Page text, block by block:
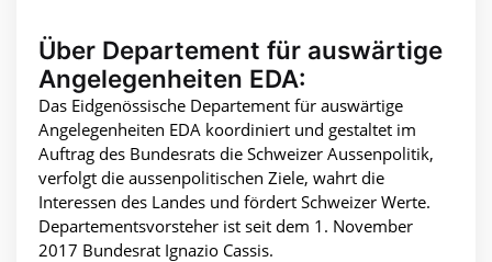
Über Departement für auswärtige
Angelegenheiten EDA:
Das Eidgenössische Departement für auswärtige
Angelegenheiten EDA koordiniert und gestaltet im
Auftrag des Bundesrats die Schweizer Aussenpolitik,
verfolgt die aussenpolitischen Ziele, wahrt die
Interessen des Landes und fördert Schweizer Werte.
Departementsvorsteher ist seit dem 1. November
2017 Bundesrat Ignazio Cassis.